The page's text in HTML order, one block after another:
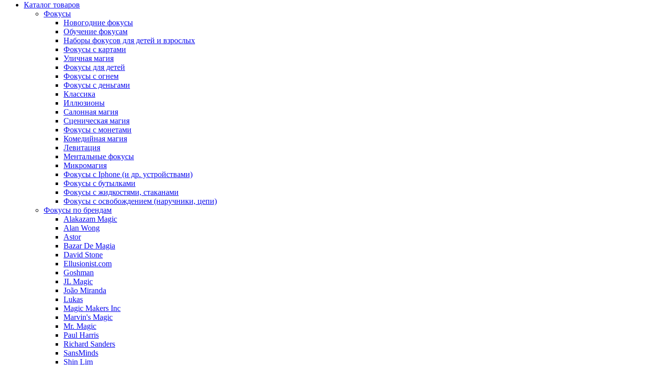
Каталог товаров
Фокусы
Новогодние фокусы
Обучение фокусам
Наборы фокусов для детей и взрослых
Фокусы с картами
Уличная магия
Фокусы для детей
Фокусы с огнем
Фокусы с деньгами
Классика
Иллюзионы
Салонная магия
Сценическая магия
Фокусы с монетами
Комедийная магия
Левитация
Ментальные фокусы
Микромагия
Фокусы с Iphone (и др. устройствами)
Фокусы с бутылками
Фокусы с жидкостями, стаканами
Фокусы с освобождением (наручники, цепи)
Фокусы по брендам
Alakazam Magic
Alan Wong
Astor
Bazar De Magia
David Stone
Ellusionist.com
Goshman
JL Magic
João Miranda
Lukas
Magic Makers Inc
Marvin's Magic
Mr. Magic
Paul Harris
Richard Sanders
SansMinds
Shin Lim